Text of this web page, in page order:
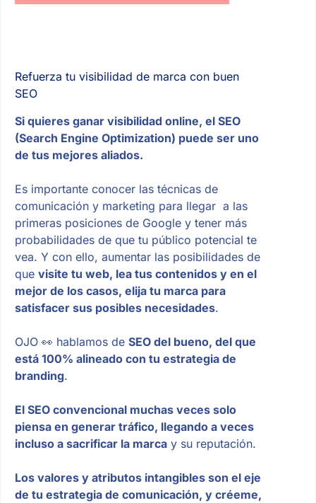
Refuerza tu visibilidad de marca con buen
SEO
Si quieres ganar visibilidad online, el SEO
(Search Engine Optimization) puede ser uno
de tus mejores aliados.
Es importante conocer las técnicas de
comunicación y marketing para llegar a las
primeras posiciones de Google y tener más
probabilidades de que tu público potencial te
vea. Y con ello, aumentar las posibilidades de
que visite tu web, lea tus contenidos y en el
mejor de los casos, elija tu marca para
satisfacer sus posibles necesidades.
OJO 👀 hablamos de SEO del bueno, del que
está 100% alineado con tu estrategia de
branding.
El SEO convencional muchas veces solo
piensa en generar tráfico, llegando a veces
incluso a sacrificar la marcay su reputación.
Los valores y atributos intangibles son el eje
de tu estrategia de comunicación, y créeme,